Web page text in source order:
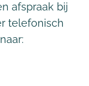
afspraak bij
telefonisch